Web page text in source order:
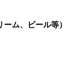
ム、ビール等）